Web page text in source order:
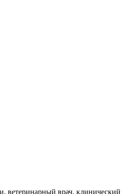
ветеринарный врач, клинический